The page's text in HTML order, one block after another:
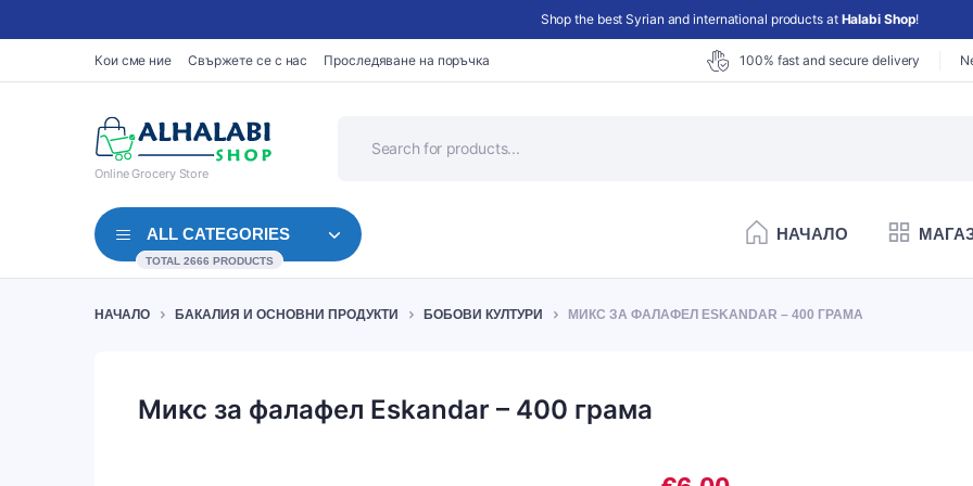
Shop the best Syrian and international products at Halabi Shop!
Кои сме ние Свържете се с нас Проследяване на поръчка 100% fast and secure delivery
Online Grocery Store
ALL CATEGORIES
TOTAL 2666 PRODUCTS
НАЧАЛО
Мляко и растително мляко
Кексове и къпкейкове
Масло и маргарин (гхи)
НАЧАЛО БАКАЛИЯ И ОСНОВНИ ПРОДУКТИ БОБОВИ КУЛТУРИ МИКС ЗА ФАЛАФЕЛ ESKANDAR – 400 ГРАМА
Микс за фалафел Eskandar – 400 грама